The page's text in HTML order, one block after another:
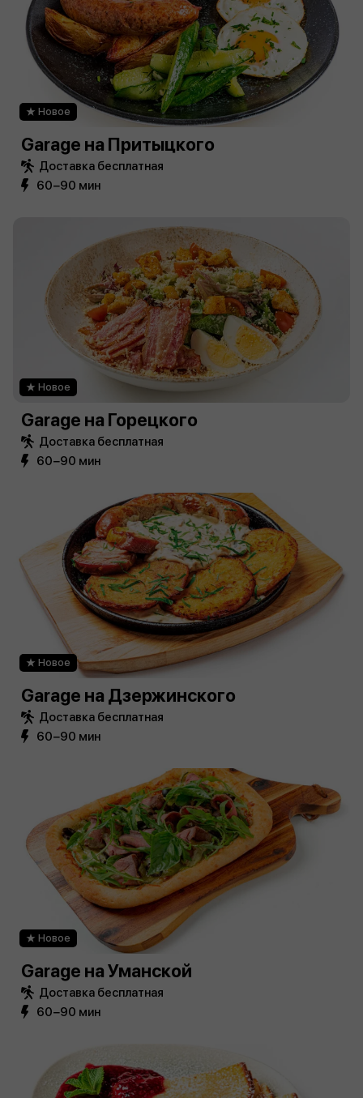
Новое
Garage на Притыцкого
Доставка бесплатная
60−90 мин
Новое
Garage на Горецкого
Доставка бесплатная
60−90 мин
Новое
Garage на Дзержинского
Доставка бесплатная
60−90 мин
Новое
Garage на Уманской
Доставка бесплатная
60−90 мин